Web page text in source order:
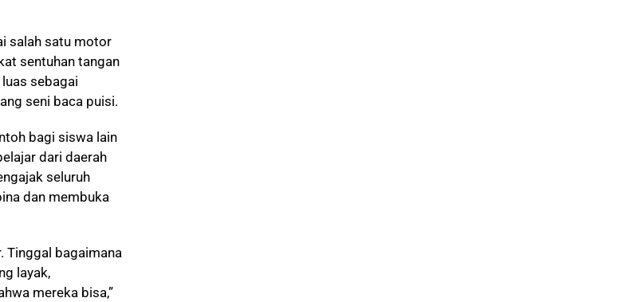
salah satu motor
sentuhan tangan
sebagai
seni baca puisi.
bagi siswa lain
dari daerah
seluruh
dan membuka
Tinggal bagaimana
layak,
mereka bisa,”